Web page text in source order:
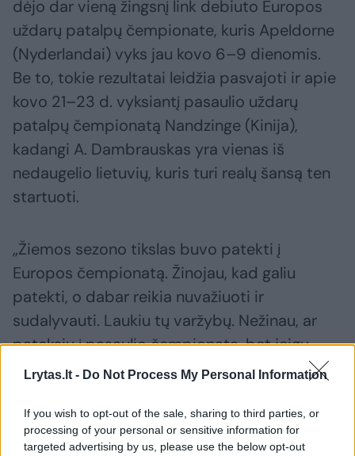
Lrytas.lt - Do Not Process My Personal Information
If you wish to opt-out of the sale, sharing to third parties, or
processing of your personal or sensitive information for
targeted advertising by us, please use the below opt-out
dėjo dar vieną žingsnį link debiuto Europos
uždarų patalpų čempionate, kuris Apeldorne
(Nyderlandai) vyks jau kovo 6–9 dienomis.
Be to, tokie rezultatai leidžia pasvajoti ir apie
kovo 21–23 d. vyksiantį pasaulio uždarų
patalpų čempionatą Nandzinge (Kinija),
kadangi A. Dambrauskas yra vienas iš
nedaugelio lietuvių, kuris turi realų šansą ten
startuoti.
„Žiemos sezono tikslas buvo patekti į
Europos čempionatą. Žinojau, kad galiu
patekti, o dabar reikia nuvažiuoti ir
sudalyvauti. Laukiu tų varžybų. Nežinau, ar
pateksiu į pasaulio čempionatą, bet jeigu
pateksiu, tai tikrai važiuosiu. Aukščiausio
sprinteriais“, – sakė greičiausias Lietuvos
sprinteris.